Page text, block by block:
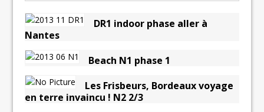
DR1 indoor phase aller à
Nantes
Beach N1 phase 1
Les Frisbeurs, Bordeaux voyage
en terre invaincu ! N2 2/3